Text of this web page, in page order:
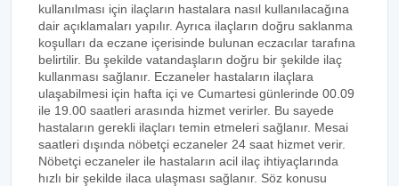
kullanılması için ilaçların hastalara nasıl kullanılacağına
dair açıklamaları yapılır. Ayrıca ilaçların doğru saklanma
koşulları da eczane içerisinde bulunan eczacılar tarafına
belirtilir. Bu şekilde vatandaşların doğru bir şekilde ilaç
kullanması sağlanır. Eczaneler hastaların ilaçlara
ulaşabilmesi için hafta içi ve Cumartesi günlerinde 00.09
ile 19.00 saatleri arasında hizmet verirler. Bu sayede
hastaların gerekli ilaçları temin etmeleri sağlanır. Mesai
saatleri dışında nöbetçi eczaneler 24 saat hizmet verir.
Nöbetçi eczaneler ile hastaların acil ilaç ihtiyaçlarında
hızlı bir şekilde ilaca ulaşması sağlanır. Söz konusu